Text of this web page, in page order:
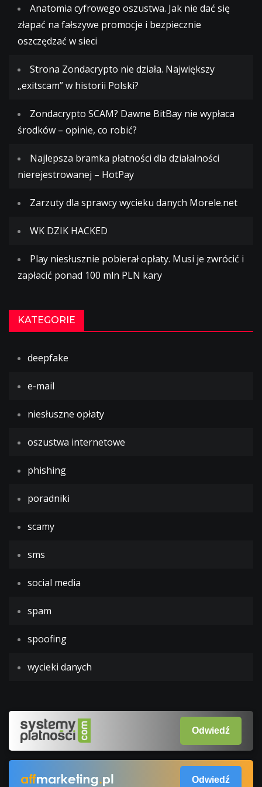
Anatomia cyfrowego oszustwa. Jak nie dać się
złapać na fałszywe promocje i bezpiecznie
oszczędzać w sieci
Strona Zondacrypto nie działa. Największy
„exitscam” w historii Polski?
Zondacrypto SCAM? Dawne BitBay nie wypłaca
środków – opinie, co robić?
Najlepsza bramka płatności dla działalności
nierejestrowanej – HotPay
Zarzuty dla sprawcy wycieku danych Morele.net
WK DZIK HACKED
Play niesłusznie pobierał opłaty. Musi je zwrócić i
zapłacić ponad 100 mln PLN kary
KATEGORIE
deepfake
e-mail
niesłuszne opłaty
oszustwa internetowe
phishing
poradniki
scamy
sms
social media
spam
spoofing
wycieki danych
Odwiedź
Odwiedź